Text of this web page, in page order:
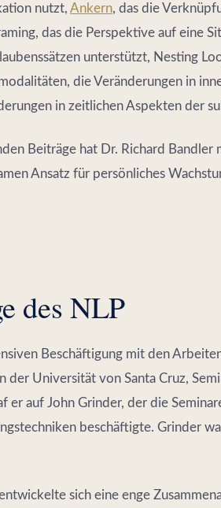
nutzt, Ankern, das die
das die Perspektive auf eine
unterstützt, Nesting
die Veränderungen in
in zeitlichen Aspekten der
Beiträge hat Dr. Richard Bandler
Ansatz für persönliches
des NLP
Beschäftigung mit den
der Universität von Santa Cruz,
er auf John Grinder, der die
beschäftigte. Grinder
sich eine enge